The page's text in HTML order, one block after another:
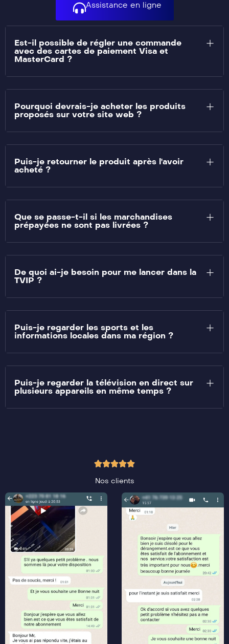
Assistance en ligne
Est-il possible de régler une commande
avec des cartes de paiement Visa et
MasterCard ?
Pourquoi devrais-je acheter les produits
proposés sur votre site web ?
Puis-je retourner le produit après l'avoir
acheté ?
Que se passe-t-il si les marchandises
prépayées ne sont pas livrées ?
De quoi ai-je besoin pour me lancer dans la
TVIP ?
Puis-je regarder les sports et les
informations locales dans ma région ?
Puis-je regarder la télévision en direct sur
plusieurs appareils en même temps ?
Nos clients